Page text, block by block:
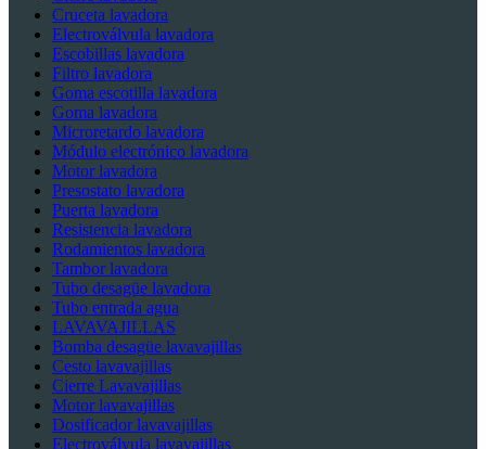
Cruceta lavadora
Electroválvula lavadora
Escobillas lavadora
Filtro lavadora
Goma escotilla lavadora
Goma lavadora
Microretardo lavadora
Módulo electrónico lavadora
Motor lavadora
Presostato lavadora
Puerta lavadora
Resistencia lavadora
Rodamientos lavadora
Tambor lavadora
Tubo desagüe lavadora
Tubo entrada agua
LAVAVAJILLAS
Bomba desagüe lavavajillas
Cesto lavavajillas
Cierre Lavavajillas
Motor lavavajillas
Dosificador lavavajillas
Electroválvula lavavajillas